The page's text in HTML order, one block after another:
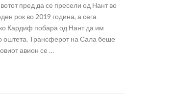
пред да се пресели од Нант во
рок во 2019 година, а сега
Кардиф побара од Нант да им
оштета. Трансферот на Сала беше
авион се …